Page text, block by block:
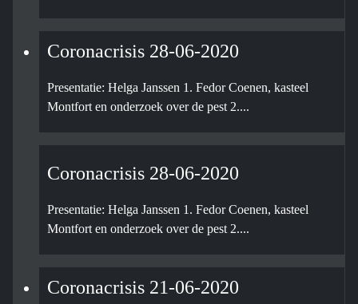
Coronacrisis 28-06-2020
Presentatie: Helga Janssen 1. Fedor Coenen, kasteel
Montfort en onderzoek over de pest 2....
Coronacrisis 28-06-2020
Presentatie: Helga Janssen 1. Fedor Coenen, kasteel
Montfort en onderzoek over de pest 2....
Coronacrisis 21-06-2020